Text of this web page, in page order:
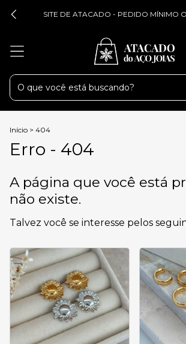
SITE DE ATACADO - PEDIDO MÍNIMO
Início > 404
Erro - 404
A página que você está
não existe.
Talvez você se interesse pelos